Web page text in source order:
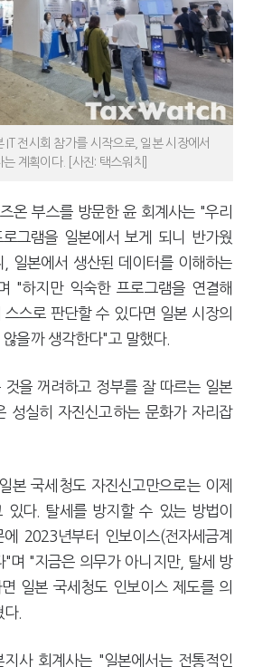
IT 전시회 참가를 시작으로, 일본 시장에서
계획이다. [사진: 택스워치]
온 부스를 방문한 윤 회계사는 "우리
그램을 일본에서 보게 되니 반가웠
일본에서 생산된 데이터를 이해하는
"하지만 익숙한 프로그램을 연결해
스로 판단할 수 있다면 일본 시장의
을까 생각한다"고 말했다.
을 꺼려하고 정부를 잘 따르는 일본
성실히 자진신고하는 문화가 자리잡
본 국세청도 자진신고만으로는 이제
있다. 탈세를 방지할 수 있는 방법이
2023년부터 인보이스(전자세금계
"며 "지금은 의무가 아니지만, 탈세 방
일본 국세청도 인보이스 제도를 의
.
사 회계사는 "일본에서는 전통적인